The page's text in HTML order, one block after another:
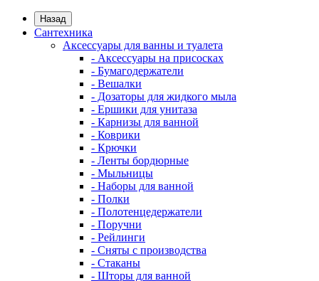
Назад
Сантехника
Аксессуары для ванны и туалета
- Аксессуары на присосках
- Бумагодержатели
- Вешалки
- Дозаторы для жидкого мыла
- Ершики для унитаза
- Карнизы для ванной
- Коврики
- Крючки
- Ленты бордюрные
- Мыльницы
- Наборы для ванной
- Полки
- Полотенцедержатели
- Поручни
- Рейлинги
- Сняты с производства
- Стаканы
- Шторы для ванной